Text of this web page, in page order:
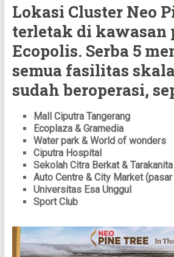
Lokasi Cluster Neo
terletak di kawasan
Ecopolis. Serba 5
semua fasilitas
sudah beroperasi,
Mall Ciputra Tangerang
Ecoplaza & Gramedia
Water park & World of wonders
Ciputra Hospital
Sekolah Citra Berkat & Tarakanita
Auto Centre & City Market
Universitas Esa Unggul
Sport Club